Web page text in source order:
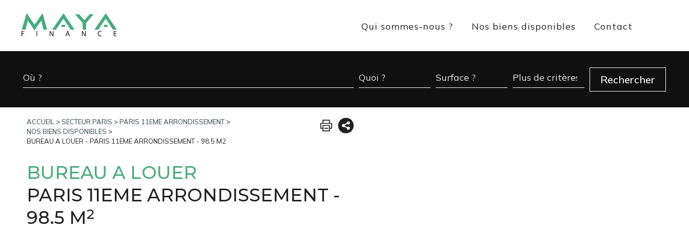
Qui sommes-nous ? Nos biens disponibles Contact
ACCUEIL > SECTEUR PARIS >PARIS 11EME ARRONDISSEMENT>
NOS BIENS DISPONIBLES >
BUREAU A LOUER - PARIS 11EME ARRONDISSEMENT - 98.5 M2
BUREAU A LOUER
PARIS 11EME ARRONDISSEMENT -
98.5 M2